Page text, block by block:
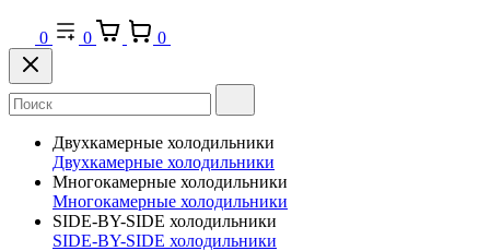
0 0 0
Двухкамерные холодильники
Двухкамерные холодильники
Многокамерные холодильники
Многокамерные холодильники
SIDE-BY-SIDE холодильники
SIDE-BY-SIDE холодильники